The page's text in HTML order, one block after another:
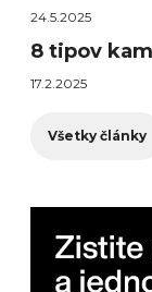
24.5.2025
8 tipov
17.2.2025
Všetky články